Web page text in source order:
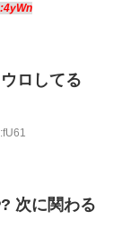
ロしてる
次に関わる